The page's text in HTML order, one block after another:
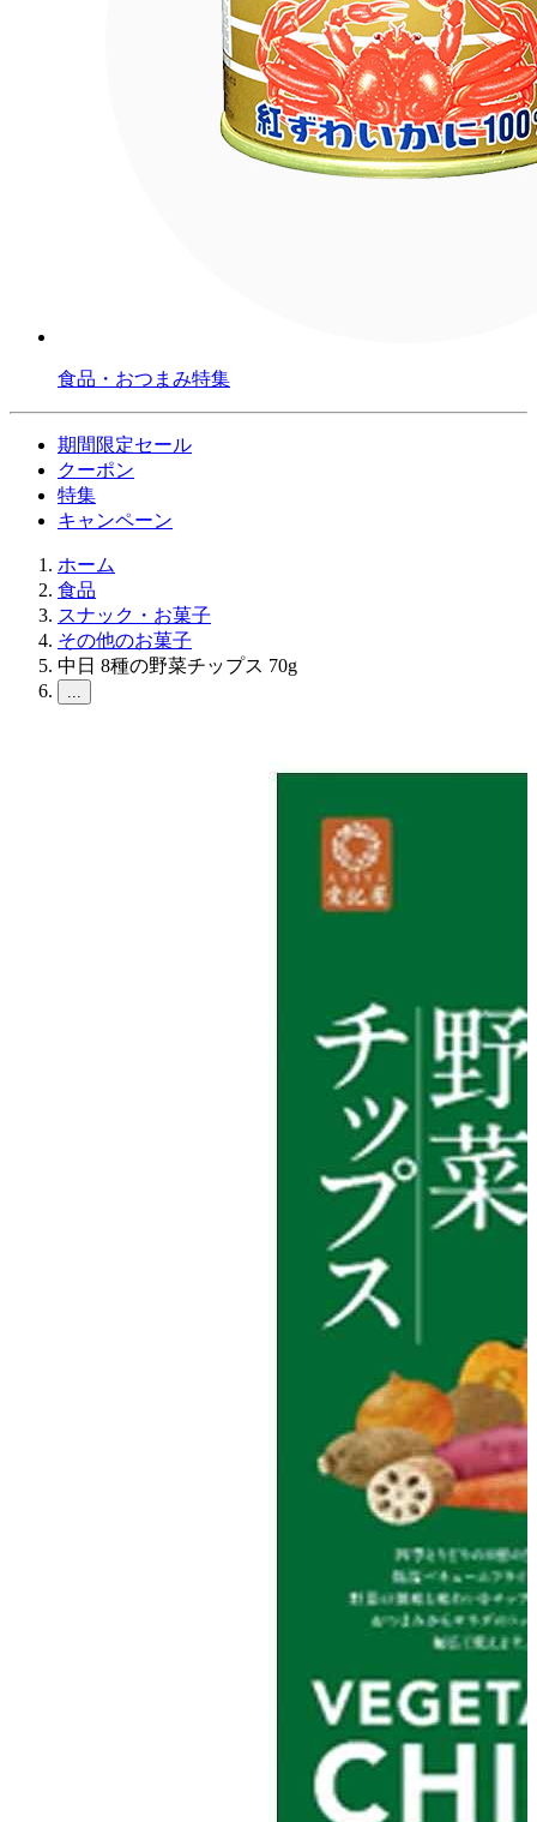
食品・おつまみ特集
期間限定セール
クーポン
特集
キャンペーン
ホーム
食品
スナック・お菓子
その他のお菓子
中日 8種の野菜チップス 70g
...